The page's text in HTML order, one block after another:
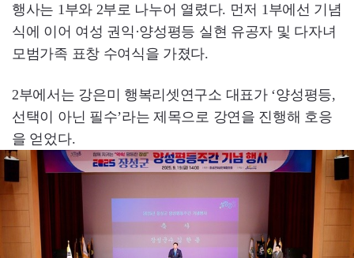
행사는 1부와 2부로 나누어 열렸다. 먼저 1부에선 기념
식에 이어 여성 권익·양성평등 실현 유공자 및 다자녀
모범가족 표창 수여식을 가졌다.
2부에서는 강은미 행복리셋연구소 대표가 ‘양성평등,
선택이 아닌 필수’라는 제목으로 강연을 진행해 호응
을 얻었다.